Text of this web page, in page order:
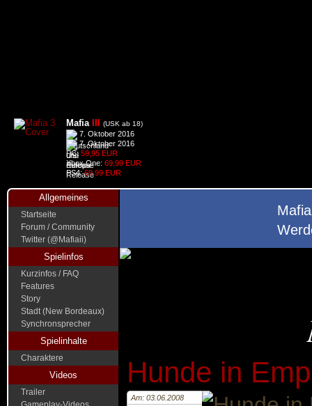
Mafia (USK ab 18)
7. Oktober 2016
7. Oktober 2016
PC: 59,95 EUR
Xbox One: 69,99 EUR
PS4:69,99 EUR
Allgemeines
Startseite
Forum / Community
Twitter (@Mafiaii)
Spielinfos
Kurzinfos / FAQ
Features
Story
Stadt (New Bordeaux)
Synchronsprecher
Spielinhalte
Charaktere
Videos
Trailer
Hunde in
Am: 03.06.2008